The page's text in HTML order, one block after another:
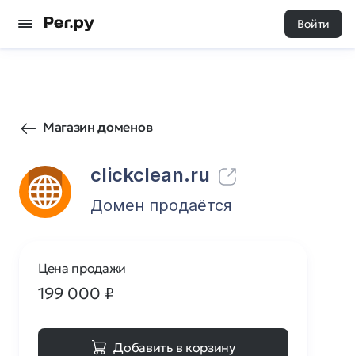
Войти
Магазин доменов
clickclean.ru
428 0
Домен продаётся
Цена продажи
199 000 ₽
Добавить в корзину